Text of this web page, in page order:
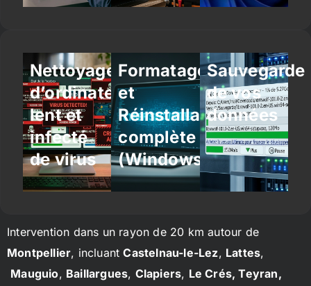
Nettoyage
d’ordinateur
lent et
infecté
de virus
Formatage
et
Réinstallation
complète
(Windows/Linux)
Sauvegarde
de vos
données
Intervention dans un rayon de 20 km autour de
Montpellier, incluantCastelnau-le-Lez, Lattes,
Mauguio, Baillargues, Clapiers, Le Crés, Teyran,